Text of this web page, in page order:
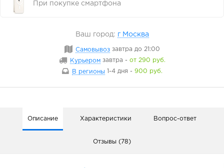
При покупке смартфона
Ваш город: г Москва
Самовывоз завтра до 21:00
Курьером завтра - от 290 руб.
В регионы
1-4 дня - 900 руб.
Описание Характеристики Вопрос-ответ
Отзывы (78)